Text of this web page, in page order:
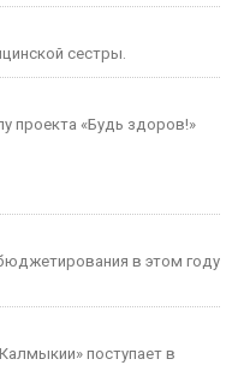
сестры.
проекта «Будь здоров!»
в этом году
поступает в